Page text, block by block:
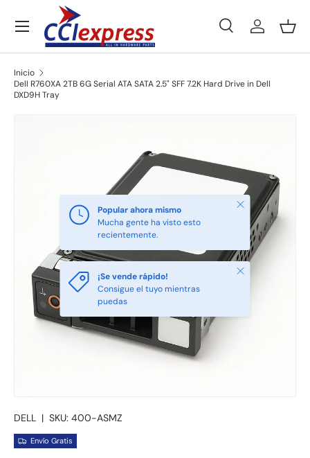
Ir al contenido
Buscar
Tipo de producto
BuscarIniciar
Menú
Inicio
Dell R760XA 2TB 6G Serial ATA SATA 2.5" SFF 7.2K Hard Drive in Dell
DXD9H Tray
Popular ahora mismo
Mucha gente ha visto esto
recientemente.
Cerrar
¡Se vende rápido!
Consigue el tuyo mientras
puedas
Cerrar
DELL | SKU: 400-ASMZ
Envío Gratis